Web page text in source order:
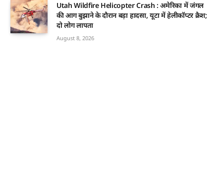
Utah Wildfire Helicopter Crash : अमेरिका में जंगल
की आग बुझाने के दौरान बड़ा हादसा, यूटा में हेलीकॉप्टर क्रैश;
दो लोग लापता
August 8, 2026